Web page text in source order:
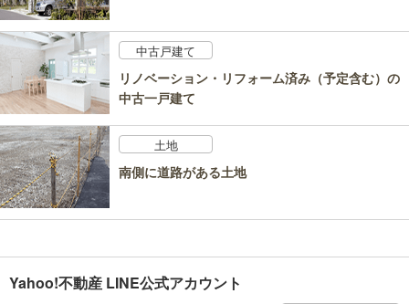
中古戸建て
リノベーション・リフォーム済み（予定含む）の
中古一戸建て
土地
南側に道路がある土地
Yahoo!不動産 LINE公式アカウント